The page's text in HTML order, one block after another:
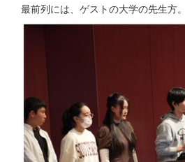
最前列には、ゲストの大学の先生方。